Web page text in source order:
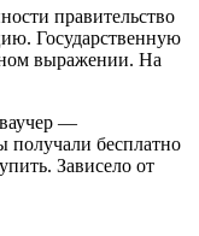
правительство
Государственную
выражении. На
—
получали бесплатно
Зависело от